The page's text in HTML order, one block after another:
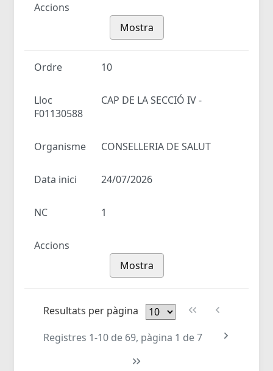
Accions
Mostra
Ordre 10
Lloc
CAP DE LA SECCIÓ IV -
F01130588
Organisme CONSELLERIA DE SALUT
Data inici 24/07/2026
NC 1
Accions
Mostra
Resultats per pàgina
Registres 1-10 de 69, pàgina 1 de 7